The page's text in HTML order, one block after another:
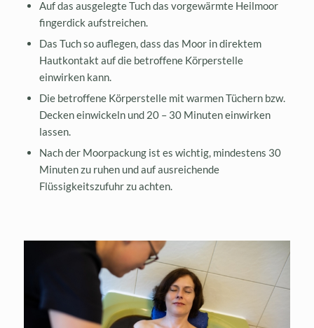
Auf das ausgelegte Tuch das vorgewärmte Heilmoor
fingerdick aufstreichen.
Das Tuch so auflegen, dass das Moor in direktem
Hautkontakt auf die betroffene Körperstelle
einwirken kann.
Die betroffene Körperstelle mit warmen Tüchern bzw.
Decken einwickeln und 20 – 30 Minuten einwirken
lassen.
Nach der Moorpackung ist es wichtig, mindestens 30
Minuten zu ruhen und auf ausreichende
Flüssigkeitszufuhr zu achten.